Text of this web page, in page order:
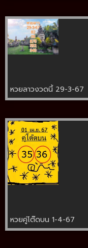
หวยลาวงวดนี้ 29-3-67
หวยคู่โต๊ดบน 1-4-67